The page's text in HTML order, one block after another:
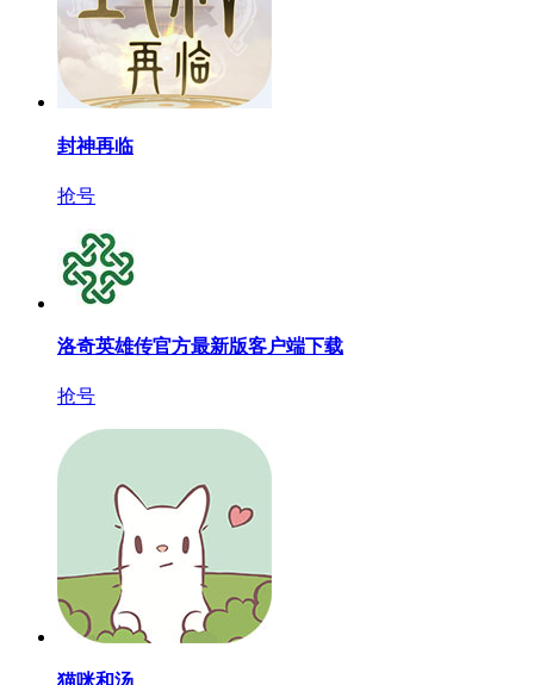
封神再临
抢号
洛奇英雄传官方最新版客户端下载
抢号
猫咪和汤